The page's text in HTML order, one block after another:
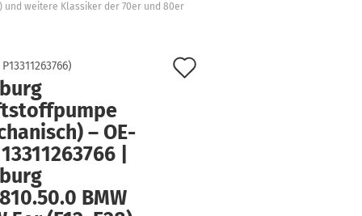
und weitere Klassiker der 70er und 80er
P13311263766)
– OE-
|
BMW